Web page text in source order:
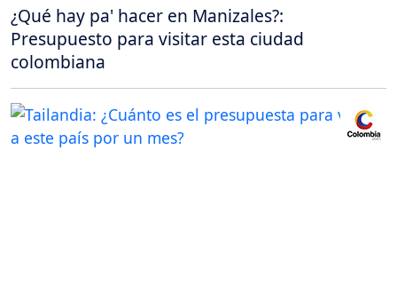
¿Qué hay pa' hacer en Manizales?:
Presupuesto para visitar esta ciudad
colombiana